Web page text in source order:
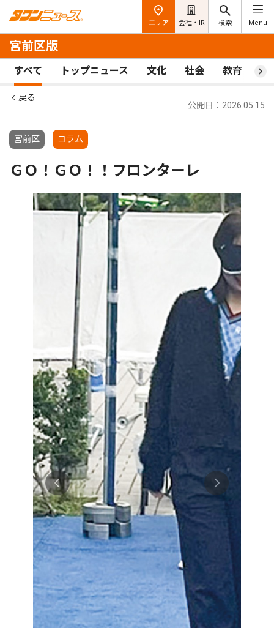
エリア 会社・IR 検索 Menu
宮前区版
すべて トップニュース 文化 社会 教育 ス
戻る
宮前区 コラム
公開日：2026.05.15
ＧＯ！ＧＯ！！フロンターレ